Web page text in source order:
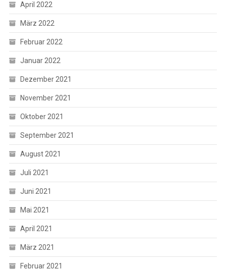
April 2022
März 2022
Februar 2022
Januar 2022
Dezember 2021
November 2021
Oktober 2021
September 2021
August 2021
Juli 2021
Juni 2021
Mai 2021
April 2021
März 2021
Februar 2021